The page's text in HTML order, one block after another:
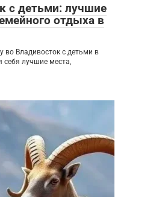
с детьми: лучшие
отдыха в
во Владивосток с детьми в
себя лучшие места,